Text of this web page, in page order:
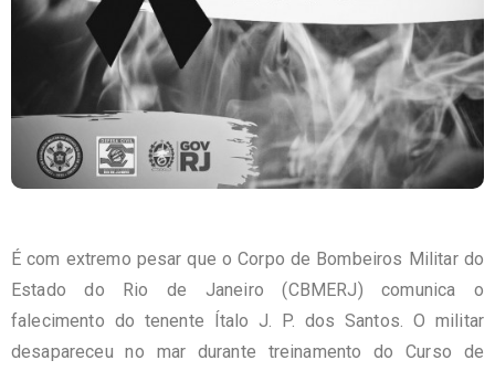
É com extremo pesar que o Corpo de Bombeiros Militar do
Estado do Rio de Janeiro (CBMERJ) comunica o
falecimento do tenente Ítalo J. P. dos Santos. O militar
desapareceu no mar durante treinamento do Curso de